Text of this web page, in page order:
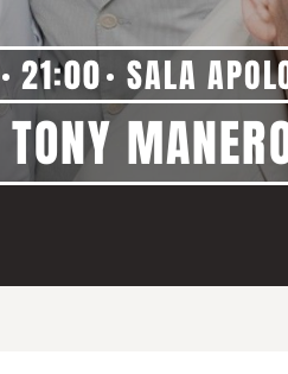
21:00 SALA